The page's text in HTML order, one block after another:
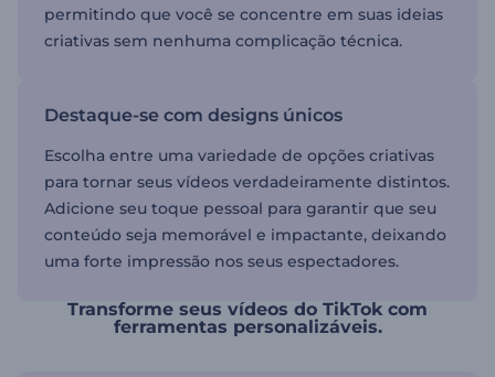
permitindo que você se concentre em suas ideias
criativas sem nenhuma complicação técnica.
Destaque-se com designs únicos
Escolha entre uma variedade de opções criativas
para tornar seus vídeos verdadeiramente distintos.
Adicione seu toque pessoal para garantir que seu
conteúdo seja memorável e impactante, deixando
uma forte impressão nos seus espectadores.
Transforme seus vídeos do TikTok com
ferramentas personalizáveis.